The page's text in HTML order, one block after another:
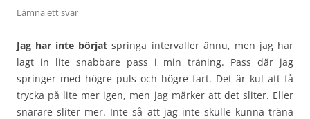
Lämna ett svar
Jag har inte börjat springa intervaller ännu, men jag har
lagt in lite snabbare pass i min träning. Pass där jag
springer med högre puls och högre fart. Det är kul att få
trycka på lite mer igen, men jag märker att det sliter. Eller
snarare sliter mer. Inte så att jag inte skulle kunna träna